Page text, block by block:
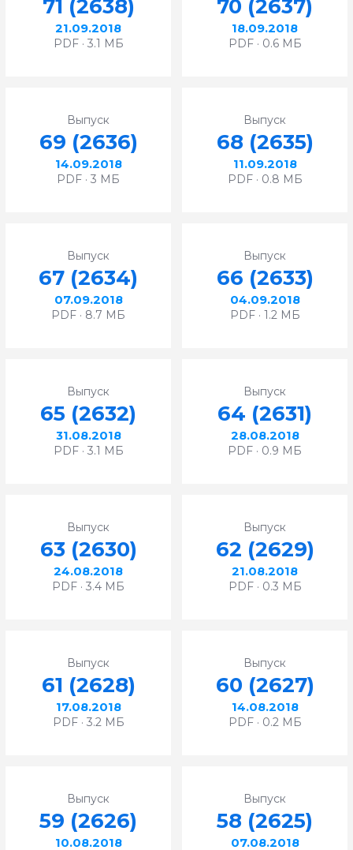
71 (2638)
21.09.2018
PDF · 3.1 МБ
70 (2637)
18.09.2018
PDF · 0.6 МБ
Выпуск
69 (2636)
14.09.2018
PDF · 3 МБ
Выпуск
68 (2635)
11.09.2018
PDF · 0.8 МБ
Выпуск
67 (2634)
07.09.2018
PDF · 8.7 МБ
Выпуск
66 (2633)
04.09.2018
PDF · 1.2 МБ
Выпуск
65 (2632)
31.08.2018
PDF · 3.1 МБ
Выпуск
64 (2631)
28.08.2018
PDF · 0.9 МБ
Выпуск
63 (2630)
24.08.2018
PDF · 3.4 МБ
Выпуск
62 (2629)
21.08.2018
PDF · 0.3 МБ
Выпуск
61 (2628)
17.08.2018
PDF · 3.2 МБ
Выпуск
60 (2627)
14.08.2018
PDF · 0.2 МБ
Выпуск
59 (2626)
10.08.2018
Выпуск
58 (2625)
07.08.2018